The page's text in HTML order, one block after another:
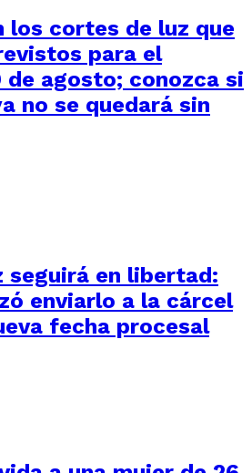
los cortes de luz que
para el
de agosto; conozca si
no se quedará sin
seguirá en libertad:
enviarlo a la cárcel
fecha procesal